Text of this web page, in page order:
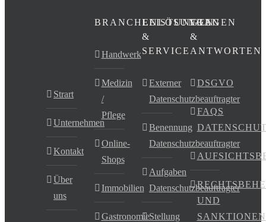
Strart
Unternehmen
Kontakt
Über
uns
BRANCHENLÖSUNGEN
Handwerk
Medizin
/
Pflege
Online-
Shops
Immobilien
Gastronomie
LEISTUNGEN
&
SERVICE
Externer
Datenschutzbeauftragter
Benennung
Datenschutzbeauftragter
Aufgaben
Datenschutzbeauftragter
Stellung
FRAGEN
&
ANTWORTEN
DSGVO
FAQS
UND
SANKTIONEN